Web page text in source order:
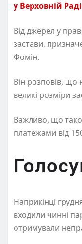
у Верховній Раді
Від джерел у
застави,
Фомін.
Він розповів, що
великі розміри
Важливо, що
платежами від
Наприкінці
входили чинні
отримували